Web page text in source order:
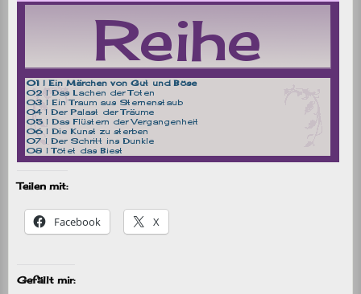
Teilen mit:
Facebook X
Gefällt mir: